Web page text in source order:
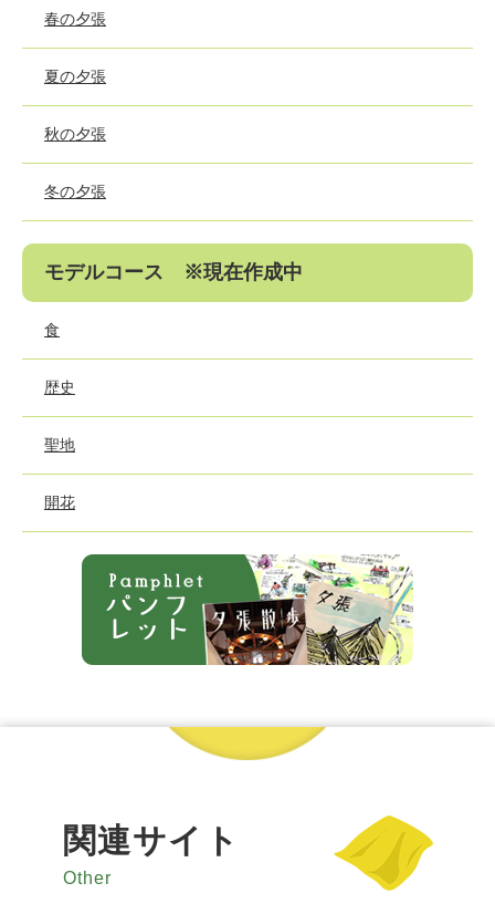
春の夕張
夏の夕張
秋の夕張
冬の夕張
モデルコース ※現在作成中
食
歴史
聖地
開花
関連サイト
Other